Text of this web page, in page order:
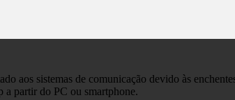
aos sistemas de comunicação devido às
a partir do PC ou smartphone.